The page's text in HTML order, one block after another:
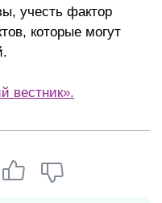
учесть фактор
которые могут
вестник».